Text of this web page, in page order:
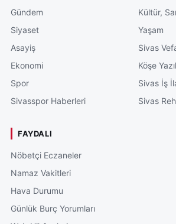
Gündem
Siyaset
Asayiş
Ekonomi
Spor
Sivasspor Haberleri
Kültür,
Yaşam
Sivas
Köşe
Sivas İş
Sivas
FAYDALI
Nöbetçi Eczaneler
Namaz Vakitleri
Hava Durumu
Günlük Burç Yorumları